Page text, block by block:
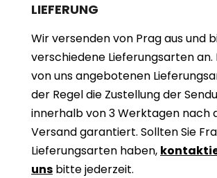
LIEFERUNG
Wir versenden von Prag aus und
verschiedene Lieferungsarten an.
von uns angebotenen
der Regel die Zustellung der
innerhalb von 3 Werktagen nach
Versand garantiert. Sollten Sie
Lieferungsarten haben,
uns bitte jederzeit.